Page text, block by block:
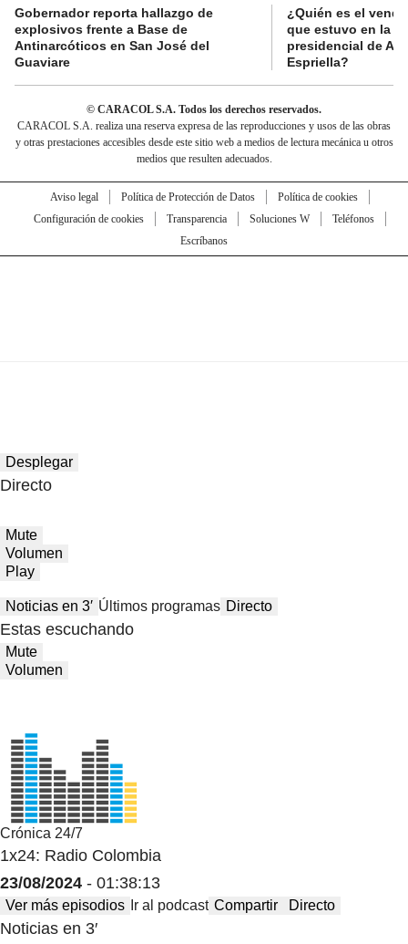
Gobernador reporta hallazgo de
explosivos frente a Base de
Antinarcóticos en San José del
Guaviare
¿Quién es el
que estuvo en la
presidencial de
Espriella?
© CARACOL S.A. Todos los derechos reservados.
CARACOL S.A. realiza una reserva expresa de las reproducciones y usos de las obras
y otras prestaciones accesibles desde este sitio web a medios de lectura mecánica u otros
medios que resulten adecuados.
Aviso legal Política de Protección de Datos
Política de cookies
Configuración de cookies
Transparencia Soluciones W
Teléfonos
Escríbanos
Desplegar
Directo
Mute
Volumen
Play
Noticias en 3′ Últimos programas Directo
Estas escuchando
Mute
Volumen
Crónica 24/7
1x24: Radio Colombia
23/08/2024 - 01:38:13
Ver más episodios Ir al podcast Compartir Directo
Noticias en 3′